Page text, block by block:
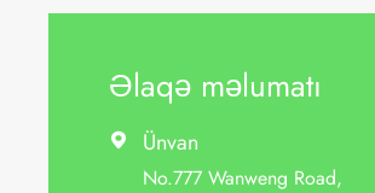
Əlaqə məlumatı
 Ünvan
No.777 Wanweng Road,